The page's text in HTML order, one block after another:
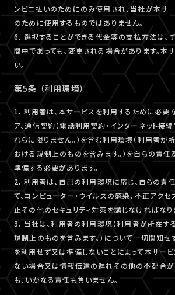
ンビニ払いのためにのみ使用され、当社が本サ―
のために使用するものではありません。
6. 選択することができる代金等の支払方法は、
間中であっても、変更される場合があります。本
い。
第5条 （利用環境）
1. 利用者は、本サービスを利用するために必要
ア、通信契約（電話利用契約・インターネット接
れらに限りません。）を含む利用環境（利用者が
おける規制上のものを含みます。）を自らの責
準備する必要があります。
2. 利用者は、自己の利用環境に応じ、自らの責
て、コンピューター・ウイルスの感染、不正アク
止その他のセキュリティ対策を講じなければなり
3. 当社は、利用者の利用環境（利用者が所在す
規制上のものを含みます。）について一切関知せ
を利用せず又は準備しないことによって本サー
ない場合又は情報伝達の遅れその他の不都合が
も、いかなる責任も負いません。